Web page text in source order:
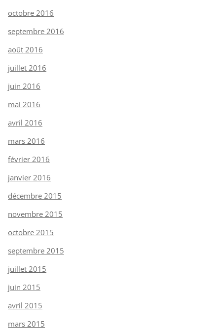
octobre 2016
septembre 2016
août 2016
juillet 2016
juin 2016
mai 2016
avril 2016
mars 2016
février 2016
janvier 2016
décembre 2015
novembre 2015
octobre 2015
septembre 2015
juillet 2015
juin 2015
avril 2015
mars 2015